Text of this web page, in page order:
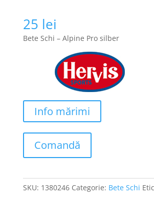
25 lei
Bete Schi – Alpine Pro silber
Info mărimi
Comandă
SKU: 1380246 Categorie: Bete Schi